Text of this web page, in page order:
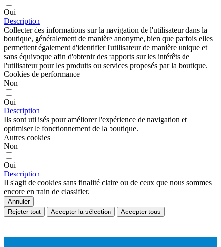
Oui
Description
Collecter des informations sur la navigation de l'utilisateur dans la
boutique, généralement de manière anonyme, bien que parfois elles
permettent également d'identifier l'utilisateur de manière unique et
sans équivoque afin d'obtenir des rapports sur les intérêts de
l'utilisateur pour les produits ou services proposés par la boutique.
Cookies de performance
Non
Oui
Description
Ils sont utilisés pour améliorer l'expérience de navigation et
optimiser le fonctionnement de la boutique.
Autres cookies
Non
Oui
Description
Il s'agit de cookies sans finalité claire ou de ceux que nous sommes
encore en train de classifier.
Annuler
Rejeter tout
Accepter la sélection Accepter tous